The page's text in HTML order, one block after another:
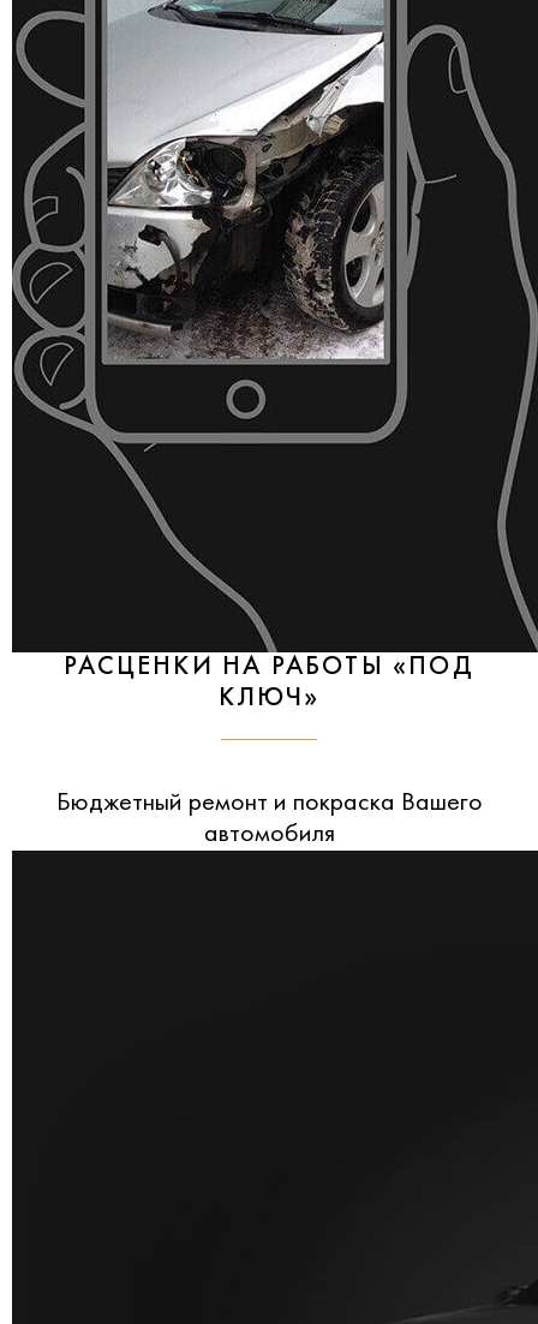
РАСЦЕНКИ НА РАБОТЫ «ПОД
КЛЮЧ»
Бюджетный ремонт и покраска Вашего
автомобиля